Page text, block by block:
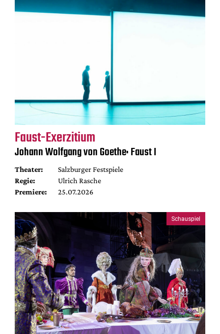
Faust-Exerzitium
Johann Wolfgang von Goethe: Faust I
Theater:
Salzburger Festspiele
Regie:
Ulrich Rasche
Premiere:
25.07.2026
Schauspiel